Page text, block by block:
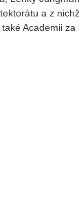
a z
Academii